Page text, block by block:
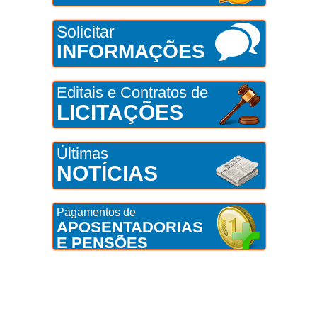
Solicitar
INFORMAÇÕES
Editais e Contratos de
LICITAÇÕES
Últimas
NOTÍCIAS
Pagamentos de
APOSENTADORIAS
E PENSÕES